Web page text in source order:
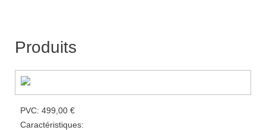
Produits
PVC: 499,00 €
Caractéristiques: